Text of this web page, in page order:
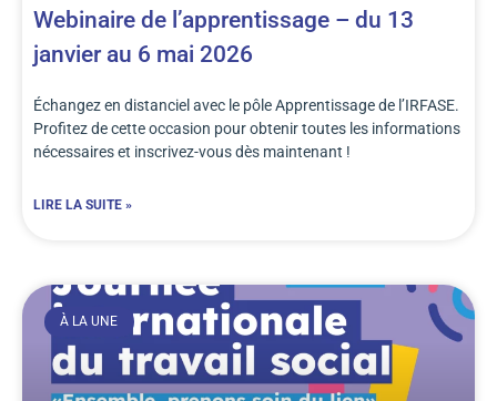
Webinaire de l’apprentissage – du 13
janvier au 6 mai 2026
Échangez en distanciel avec le pôle Apprentissage de l’IRFASE.
Profitez de cette occasion pour obtenir toutes les informations
nécessaires et inscrivez-vous dès maintenant !
LIRE LA SUITE »
À LA UNE